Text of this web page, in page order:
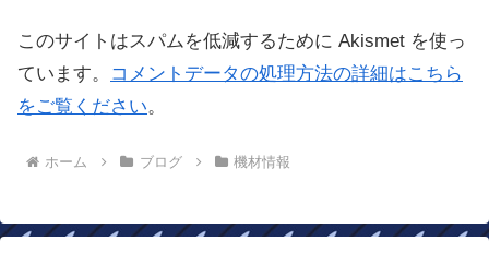
このサイトはスパムを低減するために Akismet を使っ
ています。
コメントデータの処理方法の詳細はこちら
をご覧ください。
ホーム ブログ 機材情報